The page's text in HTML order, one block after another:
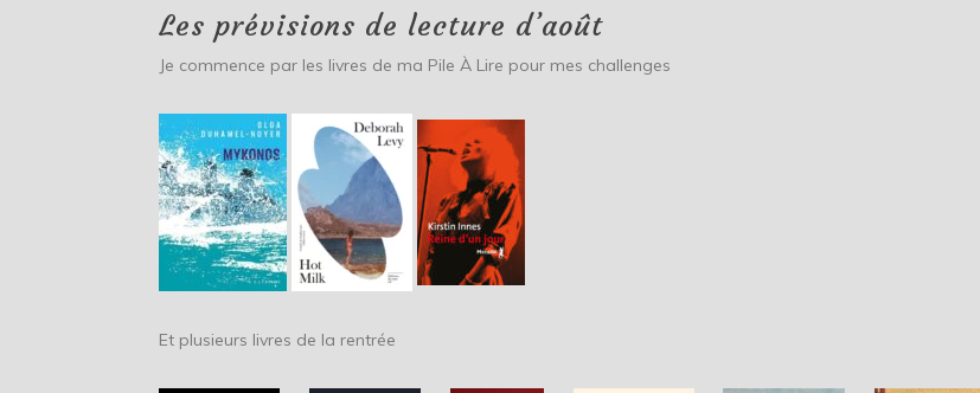
Les prévisions de lecture d’août
Je commence par les livres de ma Pile À Lire pour mes challenges
Et plusieurs livres de la rentrée